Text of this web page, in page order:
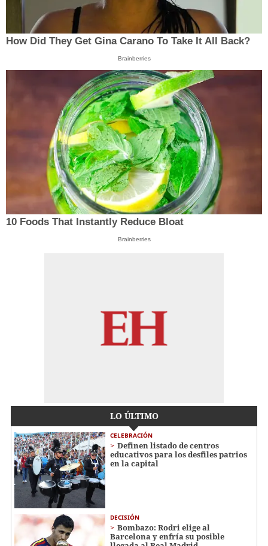
How Did They Get Gina Carano To Take It All Back?
Brainberries
10 Foods That Instantly Reduce Bloat
Brainberries
LO ÚLTIMO
CELEBRACIÓN
Definen listado de centros
educativos para los desfiles patrios
en la capital
DECISIÓN
Bombazo: Rodri elige al
Barcelona y enfría su posible